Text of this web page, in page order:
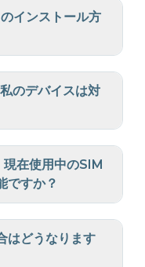
インストール方
のデバイスは対
在使用中のSIM
ですか？
はどうなります